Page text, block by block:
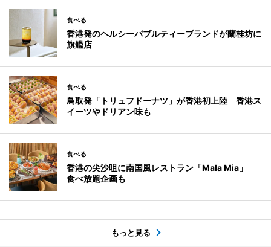
食べる
香港発のヘルシーバブルティーブランドが蘭桂坊に
旗艦店
食べる
鳥取発「トリュフドーナツ」が香港初上陸 香港ス
イーツやドリアン味も
食べる
香港の尖沙咀に南国風レストラン「Mala Mia」
食べ放題企画も
もっと見る